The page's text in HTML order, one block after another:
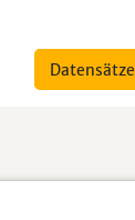
Datensätze